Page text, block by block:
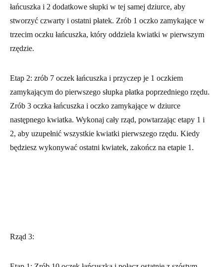
szydełko w dziurkę i zrób 1 oczko zamykające. Zrób 3 oczka
łańcuszka i 2 dodatkowe słupki w tej samej dziurce, aby
stworzyć czwarty i ostatni płatek. Zrób 1 oczko zamykające w
trzecim oczku łańcuszka, który oddziela kwiatki w pierwszym
Etap 2: zrób 7 oczek łańcuszka i przyczep je 1 oczkiem
zamykającym do pierwszego słupka płatka poprzedniego rzędu.
Zrób 3 oczka łańcuszka i oczko zamykające w dziurce
następnego kwiatka. Wykonaj cały rząd, powtarzając etapy 1 i
2, aby uzupełnić wszystkie kwiatki pierwszego rzędu. Kiedy